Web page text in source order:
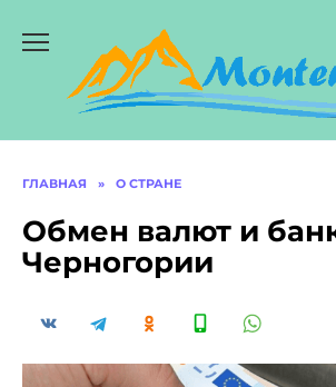
содержанию
ГЛАВНАЯ » О СТРАНЕ
Обмен валют и
Черногории